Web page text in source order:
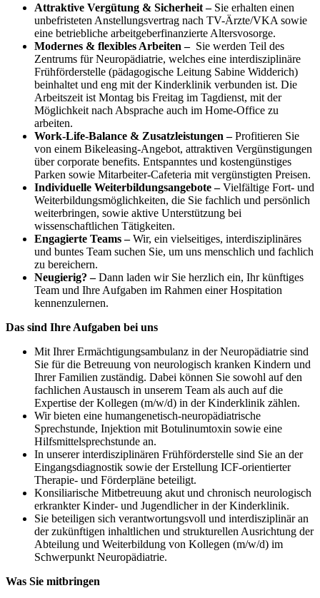
Attraktive Vergütung & Sicherheit –Sie erhalten einen
unbefristeten Anstellungsvertrag nach TV-Ärzte/VKA sowie
eine betriebliche arbeitgeberfinanzierte Altersvosorge.
Modernes & flexibles Arbeiten –Sie werden Teil des
Zentrums für Neuropädiatrie, welches eine interdisziplinäre
Frühförderstelle (pädagogische Leitung Sabine Widderich)
beinhaltet und eng mit der Kinderklinik verbunden ist. Die
Arbeitszeit ist Montag bis Freitag im Tagdienst, mit der
Möglichkeit nach Absprache auch im Home-Office zu
arbeiten.
Work-Life-Balance & Zusatzleistungen –Profitieren Sie
von einem Bikeleasing-Angebot, attraktiven Vergünstigungen
über corporate benefits. Entspanntes und kostengünstiges
Parken sowie Mitarbeiter-Cafeteria mit vergünstigten Preisen.
Individuelle Weiterbildungsangebote –Vielfältige Fort- und
Weiterbildungsmöglichkeiten, die Sie fachlich und persönlich
weiterbringen, sowie aktive Unterstützung bei
wissenschaftlichen Tätigkeiten.
Engagierte Teams –Wir, ein vielseitiges, interdisziplinäres
und buntes Team suchen Sie, um uns menschlich und fachlich
zu bereichern.
Neugierig? –Dann laden wir Sie herzlich ein, Ihr künftiges
Team und Ihre Aufgaben im Rahmen einer Hospitation
kennenzulernen.
Das sind Ihre Aufgaben bei uns
Mit Ihrer Ermächtigungsambulanz in der Neuropädiatrie sind
Sie für die Betreuung von neurologisch kranken Kindern und
Ihrer Familien zuständig. Dabei können Sie sowohl auf den
fachlichen Austausch in unserem Team als auch auf die
Expertise der Kollegen (m/w/d) in der Kinderklinik zählen.
Wir bieten eine humangenetisch-neuropädiatrische
Sprechstunde, Injektion mit Botulinumtoxin sowie eine
Hilfsmittelsprechstunde an.
In unserer interdisziplinären Frühförderstelle sind Sie an der
Eingangsdiagnostik sowie der Erstellung ICF-orientierter
Therapie- und Förderpläne beteiligt.
Konsiliarische Mitbetreuung akut und chronisch neurologisch
erkrankter Kinder- und Jugendlicher in der Kinderklinik.
Sie beteiligen sich verantwortungsvoll und interdisziplinär an
der zukünftigen inhaltlichen und strukturellen Ausrichtung der
Abteilung und Weiterbildung von Kollegen (m/w/d) im
Schwerpunkt Neuropädiatrie.
Was Sie mitbringen